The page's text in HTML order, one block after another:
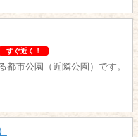
すぐ近く！
都市公園（近隣公園）です。